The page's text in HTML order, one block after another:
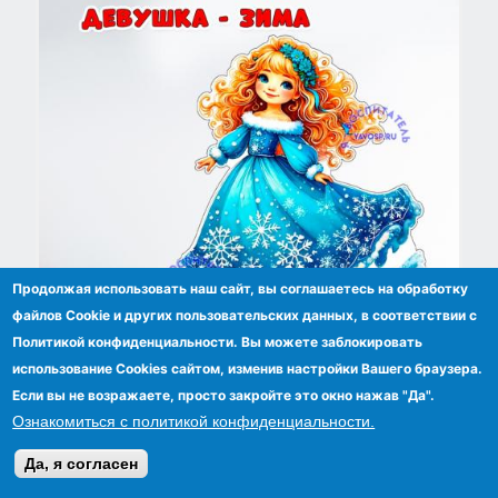
Оформление: девочка-зима
Продолжая использовать наш сайт, вы соглашаетесь на обработку
файлов Сookie и других пользовательских данных, в соответствии с
Политикой конфиденциальности. Вы можете заблокировать
использование Cookies сайтом, изменив настройки Вашего браузера.
Если вы не возражаете, просто закройте это окно нажав "Да".
Ознакомиться с политикой конфиденциальности.
Да, я согласен